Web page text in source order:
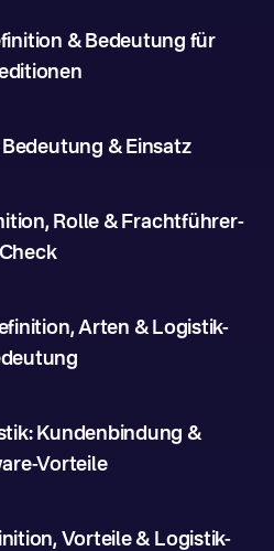
& Bedeutung für
& Einsatz
Rolle & Frachtführer-
Check
Arten & Logistik-
Kundenbindung &
Vorteile
Vorteile & Logistik-